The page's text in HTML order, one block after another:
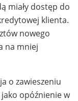
miały dostęp do
klienta.
nowego
na mniej
o zawieszeniu
jako opóźnienie w